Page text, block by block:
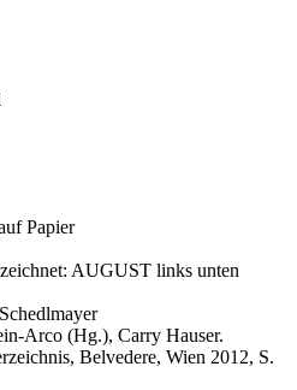
Papier
AUGUST links unten
Arco (Hg.), Carry Hauser.
Belvedere, Wien 2012, S.